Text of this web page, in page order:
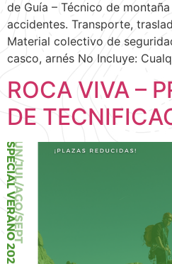
de Guía – Técnico de
accidentes. Transporte,
Material colectivo de
casco, arnés No Incluye:
ROCA VIVA –
DE